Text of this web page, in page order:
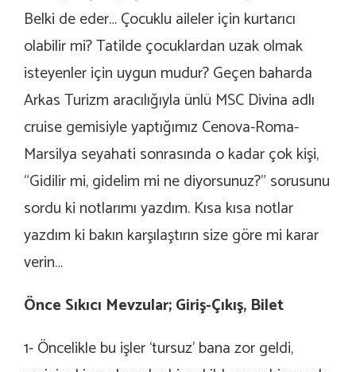
Belki de eder… Çocuklu aileler için kurtarıcı
olabilir mi? Tatilde çocuklardan uzak olmak
isteyenler için uygun mudur? Geçen baharda
Arkas Turizm aracılığıyla ünlü MSC Divina adlı
cruise gemisiyle yaptığımız Cenova-Roma-
Marsilya seyahati sonrasında o kadar çok kişi,
“Gidilir mi, gidelim mi ne diyorsunuz?” sorusunu
sordu ki notlarımı yazdım. Kısa kısa notlar
yazdım ki bakın karşılaştırın size göre mi karar
verin…
Önce Sıkıcı Mevzular; Giriş-Çıkış, Bilet
1- Öncelikle bu işler ‘tursuz’ bana zor geldi,